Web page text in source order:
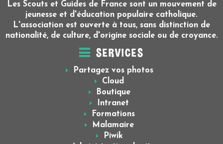
Les Scouts et Guides de France sont un mouvement de
jeunesse et d'éducation populaire catholique.
L'association est ouverte à tous, sans distinction de
nationalité, de culture, d'origine sociale ou de croyance.
SERVICES
Partagez vos photos
Cloud
Boutique
Intranet
Formations
Malamaire
Piwik